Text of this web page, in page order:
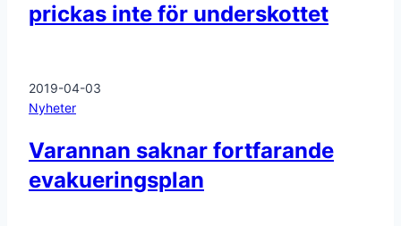
prickas inte för underskottet
2019-04-03
Nyheter
Varannan saknar fortfarande
evakueringsplan